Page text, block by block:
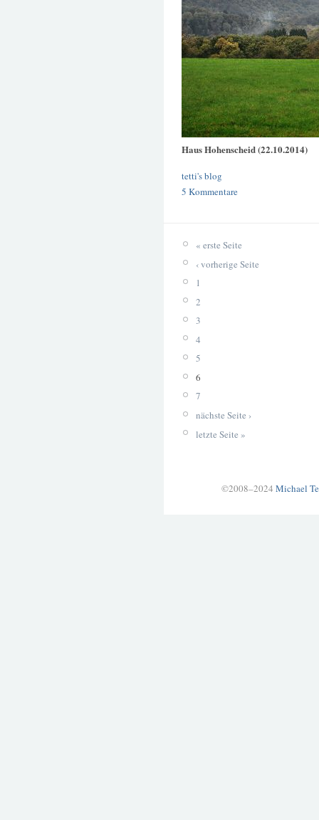
Haus Hohenscheid (22.10.2014)
tetti's blog
5 Kommentare
« erste Seite
‹ vorherige Seite
1
2
3
4
5
6
7
nächste Seite ›
letzte Seite »
©2008–2024 Michael